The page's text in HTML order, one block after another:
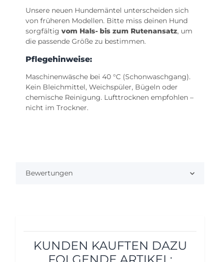
Unsere neuen Hundemäntel unterscheiden sich
von früheren Modellen. Bitte miss deinen Hund
sorgfältig vom Hals- bis zum Rutenansatz, um
die passende Größe zu bestimmen.
Pflegehinweise:
Maschinenwäsche bei 40 °C (Schonwaschgang).
Kein Bleichmittel, Weichspüler, Bügeln oder
chemische Reinigung. Lufttrocknen empfohlen –
nicht im Trockner.
Bewertungen
KUNDEN KAUFTEN DAZU